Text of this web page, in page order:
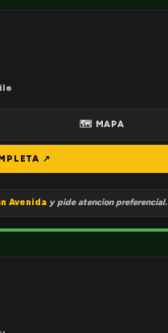
🗺 MAPA
↗
Avenida y pide atencion preferencial.